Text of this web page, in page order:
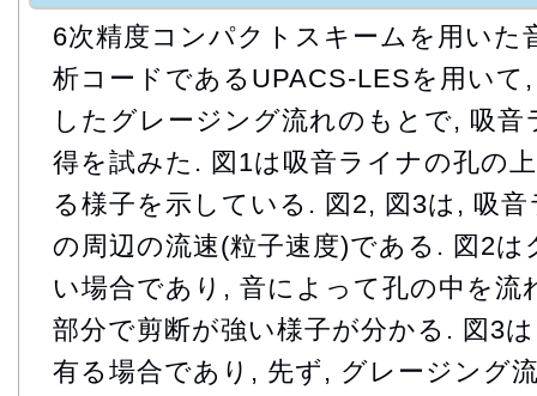
6次精度コンパクトスキームを用いた
析コードであるUPACS-LESを用いて
したグレージング流れのもとで, 吸音
得を試みた. 図1は吸音ライナの孔の
る様子を示している. 図2, 図3は, 吸
の周辺の流速(粒子速度)である. 図2
い場合であり, 音によって孔の中を流
部分で剪断が強い様子が分かる. 図3
有る場合であり, 先ず, グレージング